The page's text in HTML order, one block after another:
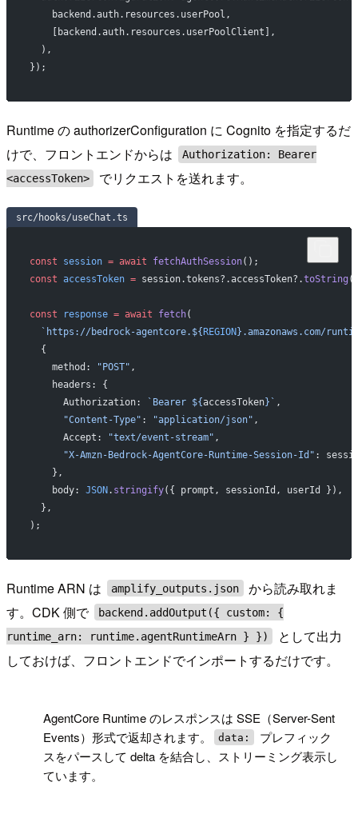
    backend.auth.resources.userPool,
    [backend.auth.resources.userPoolClient],
  ),
});
Runtime の authorizerConfiguration に Cognito を指定するだ
けで、フロントエンドからは
Authorization: Bearer
<accessToken>
でリクエストを送れます。
src/hooks/useChat.ts
const session = await fetchAuthSession();
const accessToken = session.tokens?.accessToken?.toString
const response = await fetch(
  `https://bedrock-agentcore.${
REGION}.amazonaws.com/
  {
    method:
"POST" ,
    headers: {
      Authorization:
`Bearer ${accessToken}` ,
      "Content-Type"
: "application/json" ,
      Accept:
"text/event-stream" ,
      "X-Amzn-Bedrock-AgentCore-Runtime-Session-Id"
:
    },
    body:
JSON. stringify({ prompt, sessionId, userId }),
  },
);
Runtime ARN は amplify_outputs.json
から読み取れま
す。CDK 側で
backend.addOutput({ custom: {
runtime_arn: runtime.agentRuntimeArn } })
として出力
しておけば、フロントエンドでインポートするだけです。
AgentCore Runtime のレスポンスは SSE（Server-Sent
Events）形式で返却されます。
data:
プレフィック
スをパースして delta を結合し、ストリーミング表示し
ています。